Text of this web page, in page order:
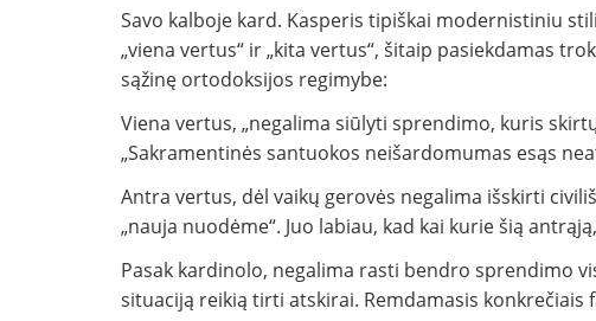
Savo kalboje kard. Kasperis tipiškai modernistiniu
„viena vertus“ ir „kita vertus“, šitaip pasiekdamas
sąžinę ortodoksijos regimybe:
Viena vertus, „negalima siūlyti sprendimo, kuris
„Sakramentinės santuokos neišardomumas esąs
Antra vertus, dėl vaikų gerovės negalima išskirti
„nauja nuodėme“. Juo labiau, kad kai kurie šią
Pasak kardinolo, negalima rasti bendro sprendimo
situaciją reikią tirti atskirai. Remdamasis